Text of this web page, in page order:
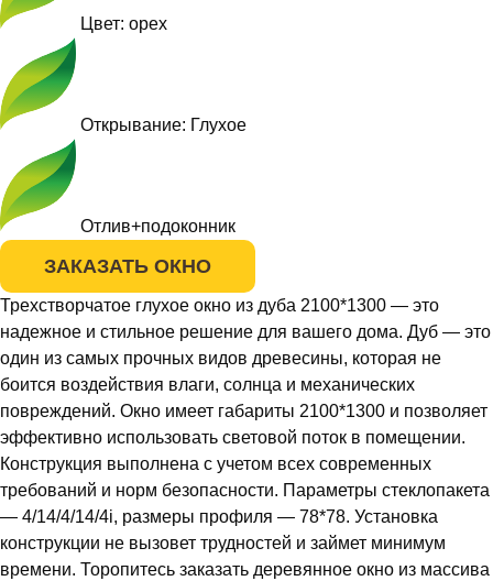
Цвет: орех
Открывание: Глухое
Отлив+подоконник
ЗАКАЗАТЬ ОКНО
Трехстворчатое глухое окно из дуба 2100*1300 — это
надежное и стильное решение для вашего дома. Дуб — это
один из самых прочных видов древесины, которая не
боится воздействия влаги, солнца и механических
повреждений. Окно имеет габариты 2100*1300 и позволяет
эффективно использовать световой поток в помещении.
Конструкция выполнена с учетом всех современных
требований и норм безопасности. Параметры стеклопакета
— 4/14/4/14/4i, размеры профиля — 78*78. Установка
конструкции не вызовет трудностей и займет минимум
времени. Торопитесь заказать деревянное окно из массива